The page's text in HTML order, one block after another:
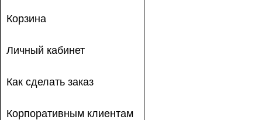
Корзина
Личный кабинет
Как сделать заказ
Корпоративным клиентам